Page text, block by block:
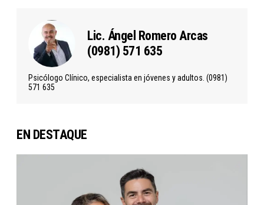
Lic. Ángel Romero Arcas
(0981) 571 635
Psicólogo Clínico, especialista en jóvenes y adultos. (0981)
571 635
EN DESTAQUE